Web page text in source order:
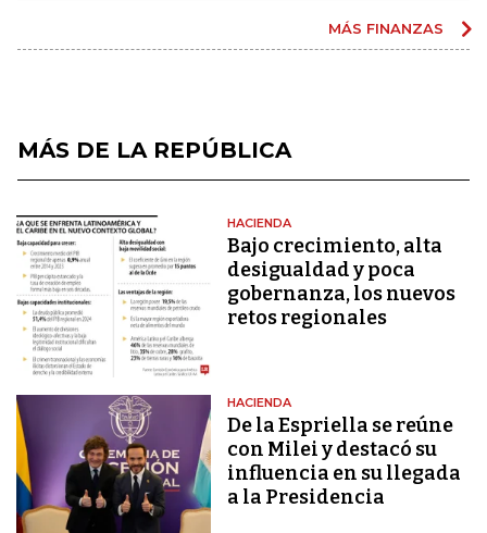
MÁS FINANZAS
MÁS DE LA REPÚBLICA
HACIENDA
Bajo crecimiento, alta
desigualdad y poca
gobernanza, los nuevos
retos regionales
HACIENDA
De la Espriella se reúne
con Milei y destacó su
influencia en su llegada
a la Presidencia